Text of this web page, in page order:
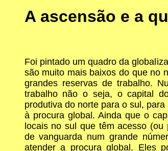
A ascensão e a
Foi pintado um quadro da
são muito mais baixos do que no
grandes reservas de trabalho.
trabalho não o seja, o capital
produtiva do norte para o sul,
à procura global. Ainda que o
locais no sul que têm acesso
de vanguarda num grande
atender a procura global. Eles